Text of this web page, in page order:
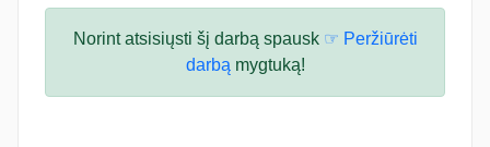
Norint atsisiųsti šį darbą spausk ☞ Peržiūrėti
darbą mygtuką!